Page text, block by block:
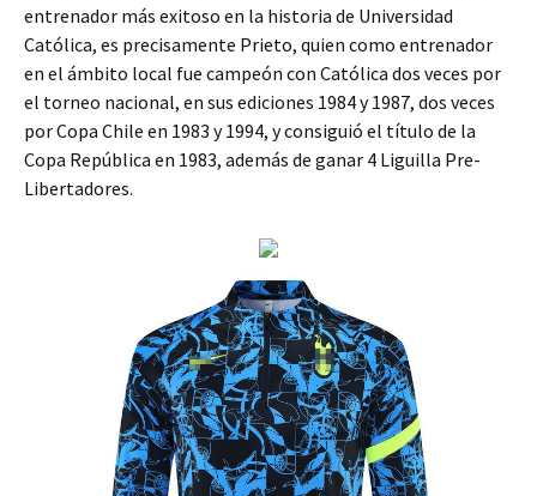
entrenador más exitoso en la historia de Universidad
Católica, es precisamente Prieto, quien como entrenador
en el ámbito local fue campeón con Católica dos veces por
el torneo nacional, en sus ediciones 1984 y 1987, dos veces
por Copa Chile en 1983 y 1994, y consiguió el título de la
Copa República en 1983, además de ganar 4 Liguilla Pre-
Libertadores.